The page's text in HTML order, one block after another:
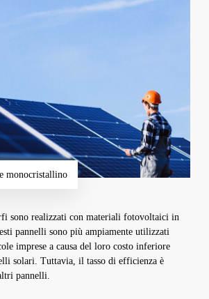
monocristallino
sono realizzati con materiali fotovoltaici in
pannelli sono più ampiamente utilizzati
imprese a causa del loro costo inferiore
solari. Tuttavia, il tasso di efficienza è
pannelli.